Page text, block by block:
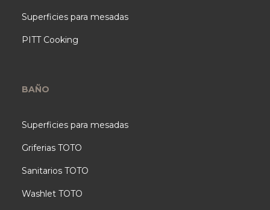
Superficies para mesadas
PITT Cooking
BAÑO
Superficies para mesadas
Griferias TOTO
Sanitarios TOTO
Washlet TOTO